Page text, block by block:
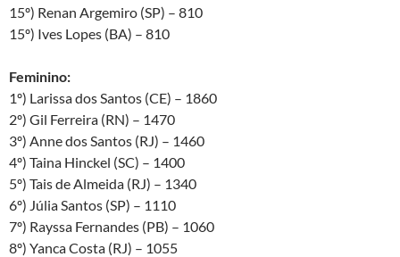
15º) Renan Argemiro (SP) – 810
15º) Ives Lopes (BA) – 810
Feminino:
1º) Larissa dos Santos (CE) – 1860
2º) Gil Ferreira (RN) – 1470
3º) Anne dos Santos (RJ) – 1460
4º) Taina Hinckel (SC) – 1400
5º) Tais de Almeida (RJ) – 1340
6º) Júlia Santos (SP) – 1110
7º) Rayssa Fernandes (PB) – 1060
8º) Yanca Costa (RJ) – 1055